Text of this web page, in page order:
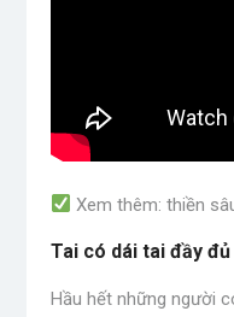
Xem thêm: thiền
Tai có dái tai đầy đủ
Hầu hết những người